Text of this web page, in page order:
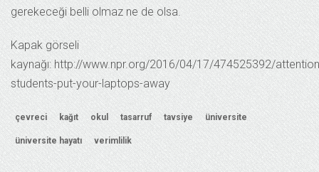
gerekeceği belli olmaz ne de olsa.
Kapak görseli
kaynağı: http://www.npr.org/2016/04/17/474525392/
students-put-your-laptops-away
çevreci kağıt okul tasarruf tavsiye üniversite
üniversite hayatı verimlilik